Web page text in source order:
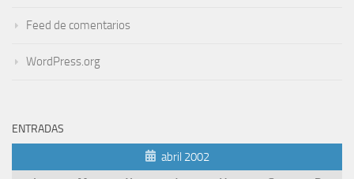
Feed de comentarios
WordPress.org
ENTRADAS
abril 2002